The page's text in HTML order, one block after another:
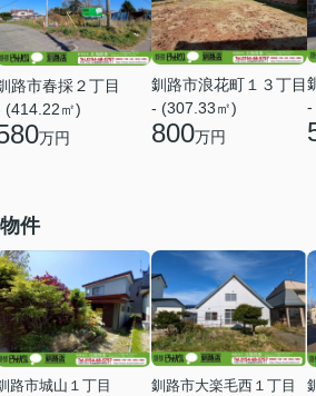
路市春採２丁目
(414.22㎡)
万円
釧路市浪花町１３丁目
- (307.33㎡)
800万円
-
件
路市城山１丁目
釧路市大楽毛西１丁目